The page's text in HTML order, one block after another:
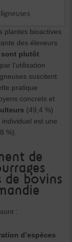
plantes bioactives
des éleveurs
sont plutôt
l’utilisation
suscitent
pratique
concrets et
(49,4 %)
est une
%).
de
bovins
:
d’espèces